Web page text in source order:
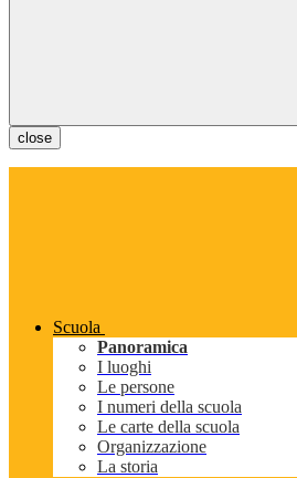
close
Scuola
Panoramica
I luoghi
Le persone
I numeri della scuola
Le carte della scuola
Organizzazione
La storia